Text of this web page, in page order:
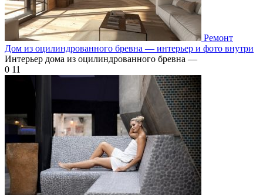
Ремонт
Дом из оцилиндрованного бревна — интерьер и фото внутри
Интерьер дома из оцилиндрованного бревна —
0 11